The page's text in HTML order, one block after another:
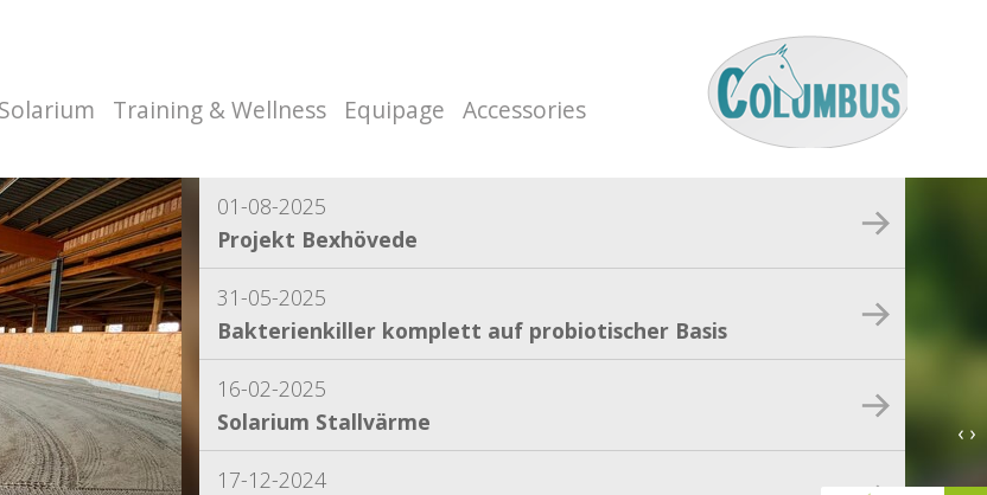
Training & Wellness Equipage Accessories
01-08-2025
Projekt Bexhövede
31-05-2025
Bakterienkiller komplett auf probiotischer Basis
16-02-2025
Solarium Stallvärme
17-12-2024
‹ ›